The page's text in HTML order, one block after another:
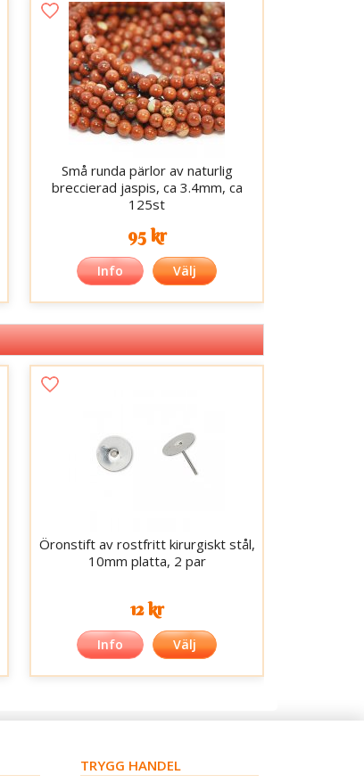
Små runda pärlor av naturlig
breccierad jaspis, ca 3.4mm, ca
125st
95 kr
Info Välj
Öronstift av rostfritt kirurgiskt stål,
10mm platta, 2 par
12 kr
Info Välj
TRYGG HANDEL